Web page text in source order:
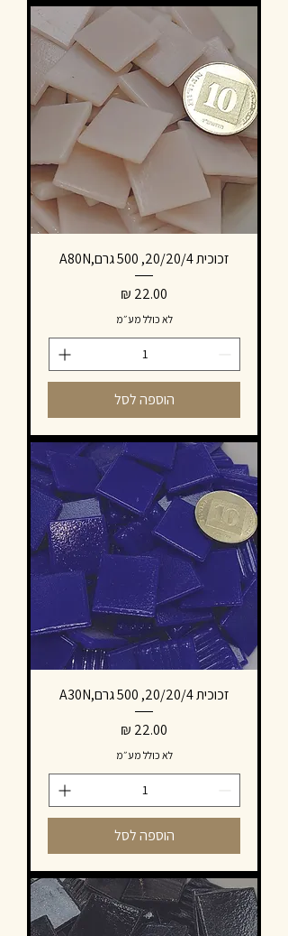
זכוכית 20/20/4, 500 גרם,A80N
מחיר
לא כולל מע״מ
הוספה לסל
זכוכית 20/20/4, 500 גרם,A30N
מחיר
לא כולל מע״מ
הוספה לסל